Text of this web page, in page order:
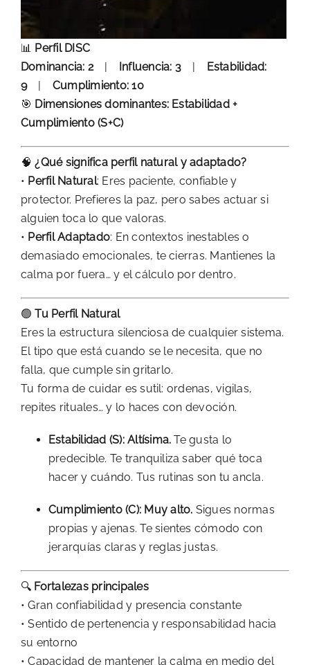
📊 Perfil DISC
Dominancia: 2| Influencia: 3|
Estabilidad:
9| Cumplimiento: 10
🎯 Dimensiones dominantes: Estabilidad +
Cumplimiento (S+C)
🧠¿Qué significa perfil natural y adaptado?
• Perfil Natural: Eres paciente, confiable y
protector. Prefieres la paz, pero sabes actuar si
alguien toca lo que valoras.
• Perfil Adaptado: En contextos inestables o
demasiado emocionales, te cierras. Mantienes la
calma por fuera… y el cálculo por dentro.
🟢Tu Perfil Natural
Eres la estructura silenciosa de cualquier sistema.
El tipo que está cuando se le necesita, que no
falla, que cumple sin gritarlo.
Tu forma de cuidar es sutil: ordenas, vigilas,
repites rituales… y lo haces con devoción.
Estabilidad (S): Altísima. Te gusta lo
predecible. Te tranquiliza saber qué toca
hacer y cuándo. Tus rutinas son tu ancla.
Cumplimiento (C): Muy alto. Sigues normas
propias y ajenas. Te sientes cómodo con
jerarquías claras y reglas justas.
🔍 Fortalezas principales
• Gran confiabilidad y presencia constante
• Sentido de pertenencia y responsabilidad hacia
su entorno
• Capacidad de mantener la calma en medio del